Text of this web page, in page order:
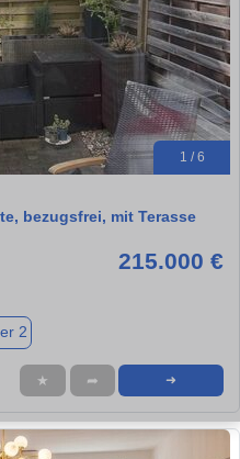
1 / 6
bezugsfrei, mit Terasse
215.000 €
2
★ ➦ ➜